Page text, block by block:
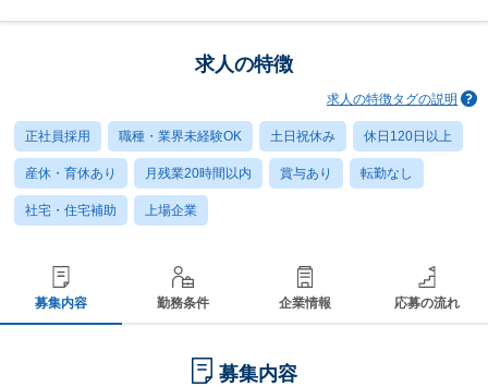
求人の特徴
求人の特徴タグの説明
正社員採用 職種・業界未経験OK 土日祝休み 休日120日以上
産休・育休あり 月残業20時間以内 賞与あり 転勤なし
社宅・住宅補助 上場企業
募集内容 勤務条件 企業情報 応募の流れ
募集内容